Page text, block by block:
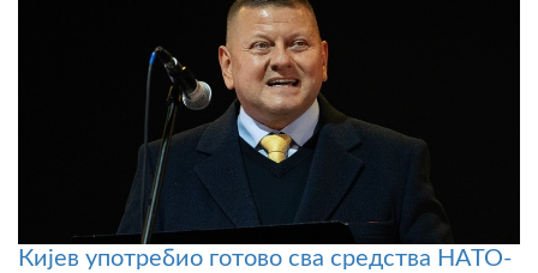
Кијев употребио готово сва средства НАТО-